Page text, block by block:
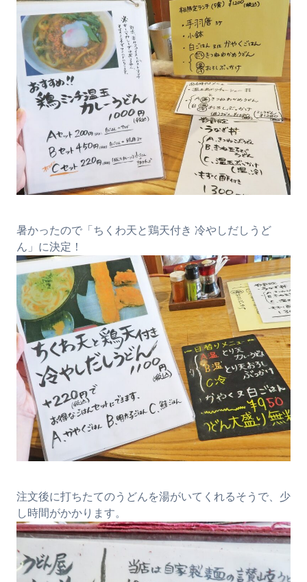
暑かったので「ちくわ天と鶏天付き 冷やしだしうど
ん」に決定！
注文後に打ちたてのうどんを湯がいてくれるそうで、少
し時間がかかります。